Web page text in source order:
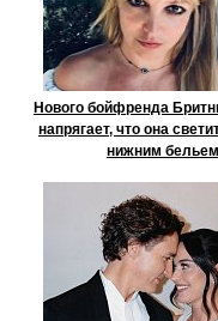
Нового бойфренда
напрягает, что она
нижним бельем